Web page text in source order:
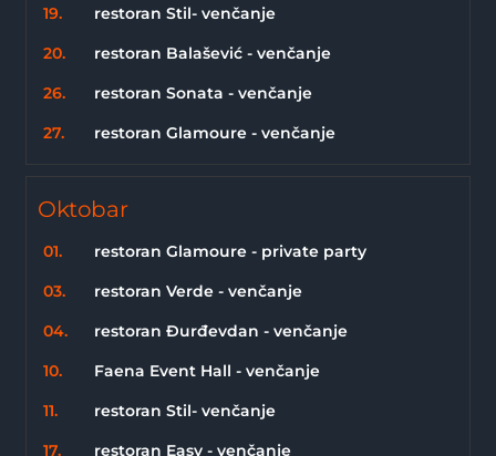
19.
restoran Stil- venčanje
20.
restoran Balašević - venčanje
26.
restoran Sonata - venčanje
27.
restoran Glamoure - venčanje
Oktobar
01.
restoran Glamoure - private party
03.
restoran Verde - venčanje
04.
restoran Đurđevdan - venčanje
10.
Faena Event Hall - venčanje
11.
restoran Stil- venčanje
17.
restoran Easy - venčanje